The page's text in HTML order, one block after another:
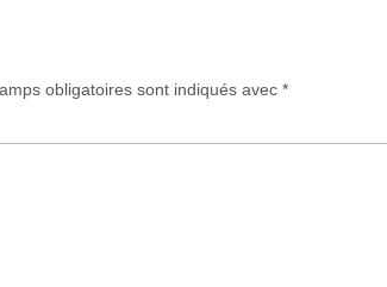
obligatoires sont indiqués avec *